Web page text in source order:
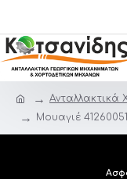
Ανταλλακτικά
Μουαγιέ